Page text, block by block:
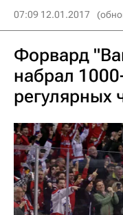
07:09 12.01.2017
Форвард
набрал
регулярных